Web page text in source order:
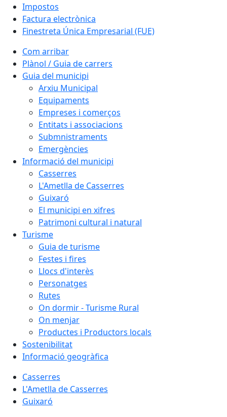
Impostos
Factura electrònica
Finestreta Única Empresarial (FUE)
Com arribar
Plànol / Guia de carrers
Guia del municipi
Arxiu Municipal
Equipaments
Empreses i comerços
Entitats i associacions
Submnistraments
Emergències
Informació del municipi
Casserres
L'Ametlla de Casserres
Guixaró
El municipi en xifres
Patrimoni cultural i natural
Turisme
Guia de turisme
Festes i fires
Llocs d'interès
Personatges
Rutes
On dormir - Turisme Rural
On menjar
Productes i Productors locals
Sostenibilitat
Informació geogràfica
Casserres
L'Ametlla de Casserres
Guixaró